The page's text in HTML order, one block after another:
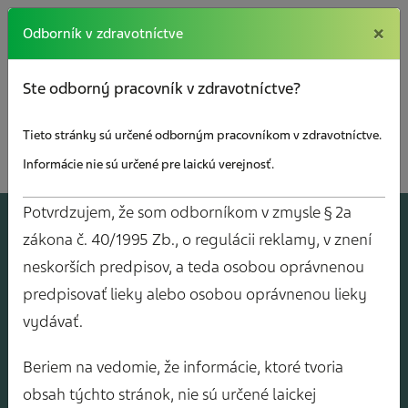
×
AJOV Y
Odborník v zdravotníctve ×
Ste odborný pracovník v zdravotníctve?
Tieto stránky sú určené odborným pracovníkom v zdravotníctve.
Informácie nie sú určené pre laickú verejnosť.
Potvrdzujem, že som odborníkom v zmysle § 2a
zákona č. 40/1995 Zb., o regulácii reklamy, v znení
neskorších predpisov, a teda osobou oprávnenou
predpisovať lieky alebo osobou oprávnenou lieky
vydávať.
Beriem na vedomie, že informácie, ktoré tvoria
obsah týchto stránok, nie sú určené laickej